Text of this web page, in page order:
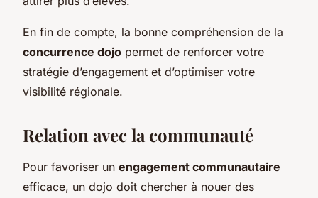
En fin de compte, la bonne compréhension de la
concurrence dojo permet de renforcer votre
stratégie d’engagement et d’optimiser votre
visibilité régionale.
Relation avec la communauté
Pour favoriser un engagement communautaire
efficace, un dojo doit chercher à nouer des